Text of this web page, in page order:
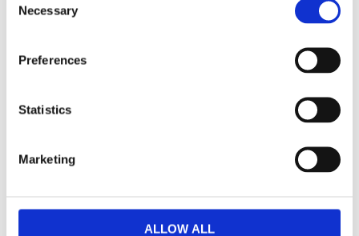
Selection
Necessary
Preferences
Statistics
Marketing
ALLOW ALL
Visa alla produkter från Mr Plant
RELATERADE PRODUKTER